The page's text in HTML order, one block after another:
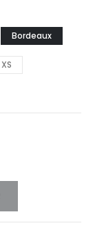
Bordeaux
XS